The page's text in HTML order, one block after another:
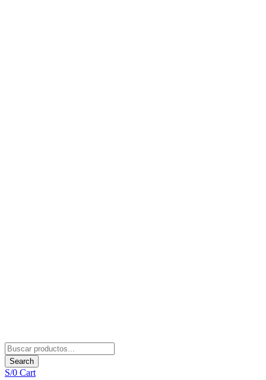
Search
S/0 Cart